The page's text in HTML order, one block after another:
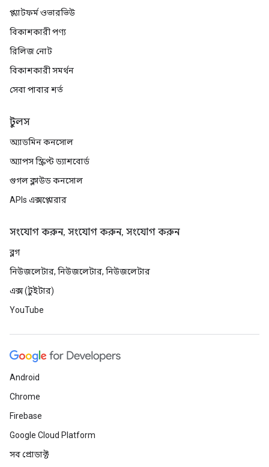
প্ল্যাটফর্ম ওভারভিউ
বিকাশকারী পণ্য
রিলিজ নোট
বিকাশকারী সমর্থন
সেবা পাবার শর্ত
টুলস
অ্যাডমিন কনসোল
অ্যাপস স্ক্রিপ্ট ড্যাশবোর্ড
গুগল ক্লাউড কনসোল
APIs এক্সপ্লোরার
সংযোগ করুন, সংযোগ করুন, সংযোগ করুন
ব্লগ
নিউজলেটার, নিউজলেটার, নিউজলেটার
এক্স (টুইটার)
YouTube
Android
Chrome
Firebase
Google Cloud Platform
সব প্রোডাক্ট